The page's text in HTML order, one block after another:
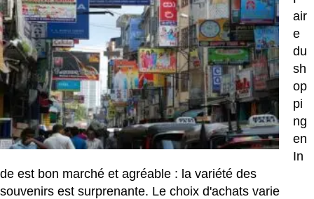
air
e
du
sh
op
pi
ng
en
In
de est bon marché et agréable : la variété des
souvenirs est surprenante. Le choix d'achats varie